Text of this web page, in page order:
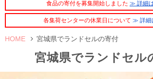
食品の寄付を募集開始しました ≫ 詳細
各集荷センターの休業日について ≫ 詳細
HOME 宮城県でランドセルの寄付
宮城県でランドセル